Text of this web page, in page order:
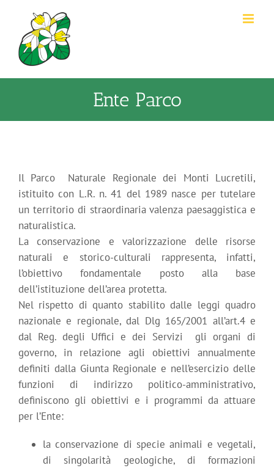
contenuto
Ente Parco
Il Parco Naturale Regionale dei Monti Lucretili,
istituito con L.R. n. 41 del 1989 nasce per tutelare
un territorio di straordinaria valenza paesaggistica e
naturalistica.
La conservazione e valorizzazione delle risorse
naturali e storico-culturali rappresenta, infatti,
l’obiettivo fondamentale posto alla base
dell’istituzione dell’area protetta.
Nel rispetto di quanto stabilito dalle leggi quadro
nazionale e regionale, dal Dlg 165/2001 all’art.4 e
dal Reg. degli Uffici e dei Servizi gli organi di
governo, in relazione agli obiettivi annualmente
definiti dalla Giunta Regionale e nell’esercizio delle
funzioni di indirizzo politico-amministrativo,
definiscono gli obiettivi e i programmi da attuare
per l’Ente:
la conservazione di specie animali e vegetali,
di singolarità geologiche, di formazioni